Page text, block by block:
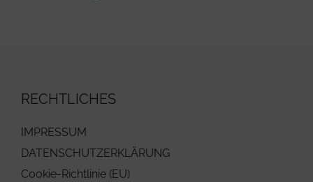
RECHTLICHES
IMPRESSUM
DATENSCHUTZERKLÄRUNG
Cookie-Richtlinie (EU)